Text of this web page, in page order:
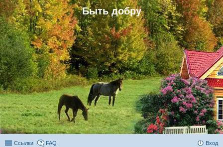
Быть добру
Ссылки FAQ Вход